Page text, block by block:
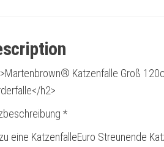
Katzenfalle Groß
h2>
*
eine KatzenfalleEuro Streunende